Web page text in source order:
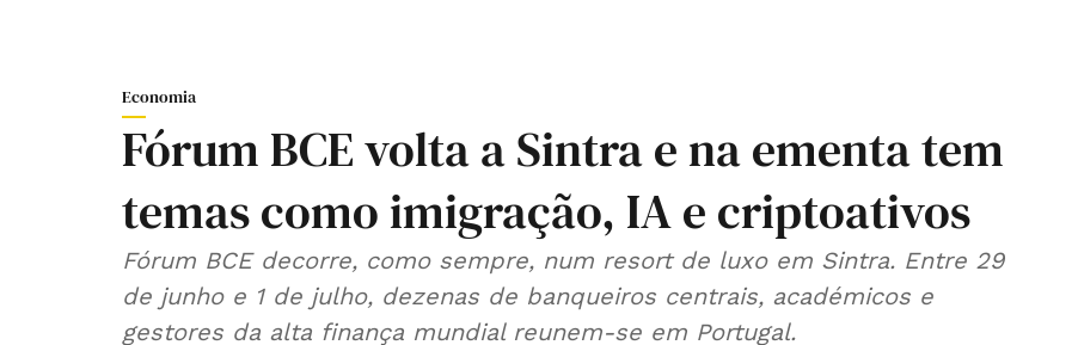
Economia
Fórum BCE volta a Sintra e na ementa tem
temas como imigração, IA e criptoativos
Fórum BCE decorre, como sempre, num resort de luxo em Sintra. Entre 29
de junho e 1 de julho, dezenas de banqueiros centrais, académicos e
gestores da alta finança mundial reunem-se em Portugal.